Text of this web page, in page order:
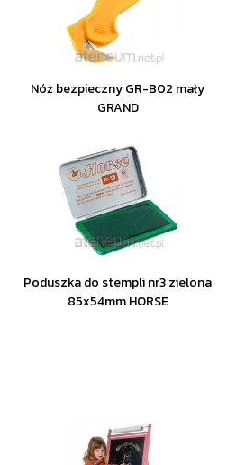
Nóż bezpieczny GR-B02 mały
GRAND
Poduszka do stempli nr3 zielona
85x54mm HORSE